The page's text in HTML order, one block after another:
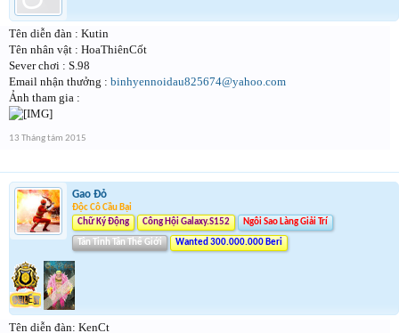
Tên diễn đàn : Kutin
Tên nhân vật : HoaThiênCốt
Sever chơi : S.98
Email nhận thưởng : binhyennoidau825674@yahoo.com
Ảnh tham gia :
13 Tháng tám 2015
Gao Đỏ
Độc Cô Cầu Bại
Chữ Ký Động
Công Hội Galaxy.S152 Ngôi Sao Làng Giải Trí
Tân Tinh Tân Thế Giới Wanted 300.000.000 Beri
Tên diễn đàn: KenCt